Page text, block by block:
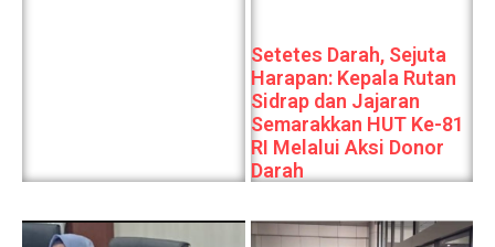
Setetes Darah, Sejuta
Harapan: Kepala Rutan
Sidrap dan Jajaran
Semarakkan HUT Ke-81
RI Melalui Aksi Donor
Darah